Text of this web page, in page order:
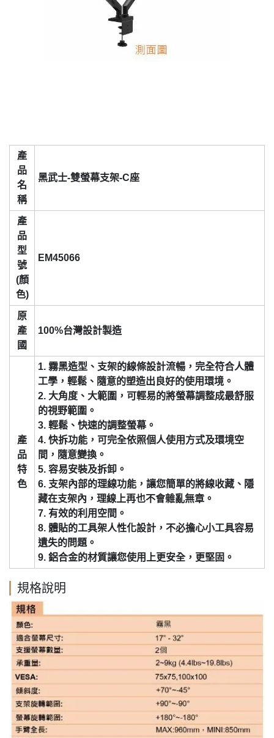
產
品
名
稱
黑武士-雙螢幕支架-C座
產
品
型
號
(顏
色)
EM45066
原
產
國
100%台灣設計製造
產
品
特
色
1. 霧黑造型、支架的線條設計流暢，完全符合人體
工學，輕鬆、隨意的塑造出良好的使用環境。
2. 大角度、大範圍，可輕易的將螢幕調整成最舒服
的視野範圍。
3. 輕鬆、快速的調整螢幕。
4. 快拆功能，可完全依照個人使用方式及環境空
間，隨意變換。
5. 容易安裝及拆卸。
6. 支架內部的理線功能，讓您簡單的將線收藏、隱
藏在支架內，理線上再也不會雜亂無章。
7. 有效的利用空間。
8. 體貼的工具架人性化設計，不必擔心小工具容易
遺失的問題。
9. 鋁合金的材質讓您使用上更安全，更堅固。
規格說明